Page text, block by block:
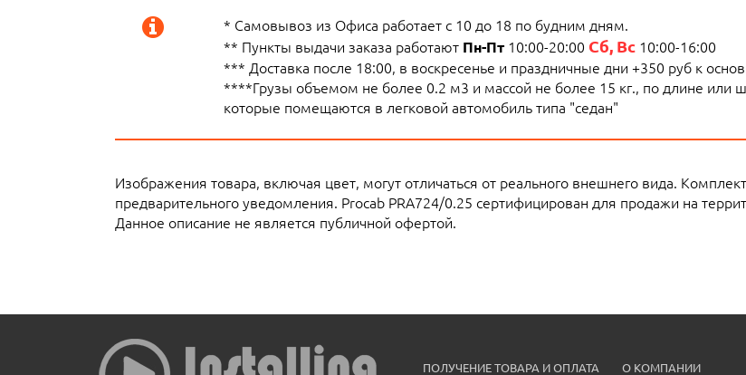
* Самовывоз из Офиса работает с 10 до 18 по будним дням.
** Пункты выдачи заказа работают Пн-Пт10:00-20:00 Сб, Вс10:00-16:00
*** Доставка после 18:00, в воскресенье и праздничные дни +350 руб к
****Грузы объемом не более 0.2 м3 и массой не более 15 кг., по длине
которые помещаются в легковой автомобиль типа "седан"
Изображения товара, включая цвет, могут отличаться от реального внешнего вида.
предварительного уведомления. Procab PRA724/0.25 сертифицирован для продажи на
Данное описание не является публичной офертой.
ПОЛУЧЕНИЕ ТОВАРА И ОПЛАТА О КОМПАНИИ